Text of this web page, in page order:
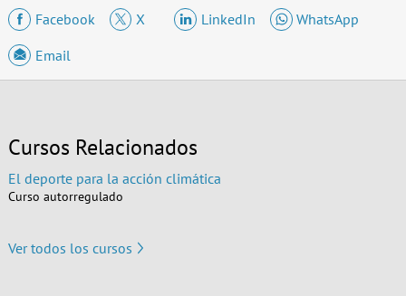
Facebook
X LinkedIn
WhatsApp
Email
Cursos Relacionados
El deporte para la acción climática
Curso autorregulado
Ver todos los cursos